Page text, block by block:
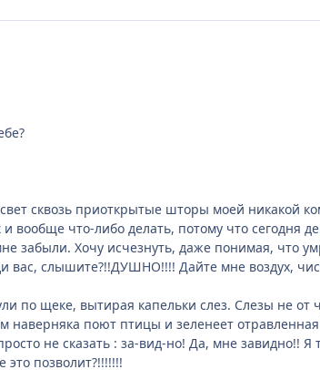
сквозь приоткрытые шторы моей никакой
и вообще что-либо делать, потому что сегодня
забыли. Хочу исчезнуть, даже понимая, что
вас, слышите?!!ДУШНО!!!! Дайте мне воздух,
по щеке, вытирая капельки слез. Слезы не от
наверняка поют птицы и зеленеет
не сказать : за-вид-но! Да, мне завидно!!
это позволит?!!!!!!!